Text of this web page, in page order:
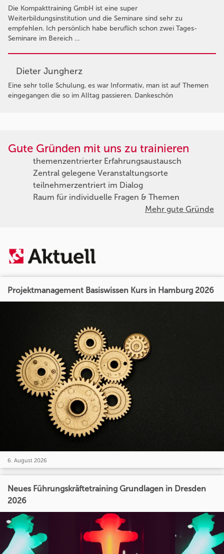
Die Kompakttraining GmbH ist eine super
Weiterbildungsinstitution und die Seminare sind sehr zu
empfehlen. Ich persönlich habe beruflich schon zwei Tages-
Seminare im Bereich …
Dieter Jungherz
Eine sehr tolle Schulung, es war Informativ, man ist auf Themen
eingegangen die so im Alltag passieren. Dankeschön
Gute Gründen mit uns zu trainieren
themenzentrierter Erfahrungsaustausch
Zentral gelegene Veranstaltungsorte
teilnehmerzentriert im Dialog
Raum für individuelle Fragen & Themen
Mehr gute Gründe
Projektmanagement Basiswissen Kurs in Hamburg 2026
6. August 2026
Neues Führungskräftetraining Grundlagen in Dresden
2026